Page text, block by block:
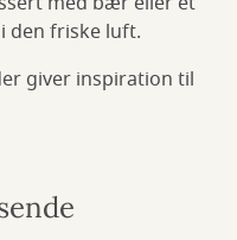
den friske luft.
giver inspiration til